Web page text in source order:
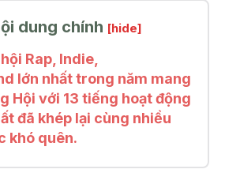
dung chính [hide]
Rap, Indie,
lớn nhất trong năm mang
Hội với 13 tiếng hoạt động
đã khép lại cùng nhiều
khó quên.